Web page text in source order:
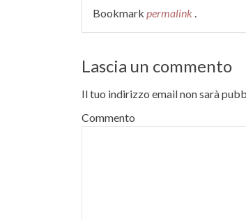
Bookmark permalink .
Lascia un commento
Il tuo indirizzo email non sarà
Commento